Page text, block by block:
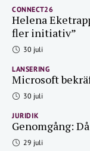
CONNECT26
Helena
fler initiativ”
30 juli
LANSERING
Microsoft
30 juli
JURIDIK
Genomgång:
29 juli